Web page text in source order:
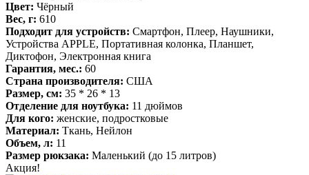
Цвет: Чёрный
Вес, г: 610
Подходит для устройств: Смартфон, Плеер, Наушники,
Устройства APPLE, Портативная колонка, Планшет,
Диктофон, Электронная книга
Гарантия, мес.: 60
Страна производителя: США
Размер, см: 35 * 26 * 13
Отделение для ноутбука: 11 дюймов
Для кого: женские, подростковые
Материал: Ткань, Нейлон
Объем, л: 11
Размер рюкзака: Маленький (до 15 литров)
Акция!